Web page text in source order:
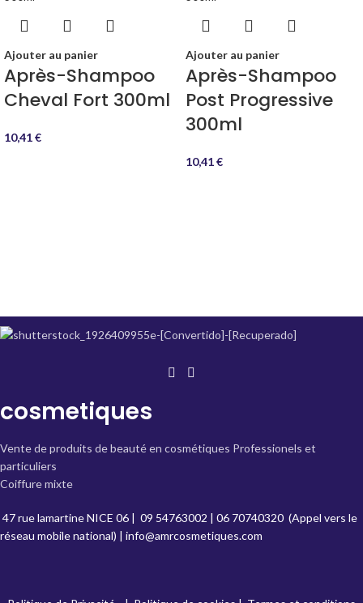
Ajouter au panier
Après-Shampoo
Cheval Fort 300ml
10,41€
Ajouter au panier
Après-Shampoo
Post Progressive
300ml
10,41€
cosmetiques
Vente de produits de beauté en cosmétiques Professionels et
particuliers
Coiffure mixte
47 rue lamartine NICE 06 | 09 54763002 | 06 70740320 (Appel vers le
réseau mobile national) | info@amrcosmetiques.com